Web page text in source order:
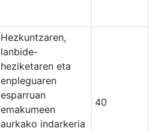
Hezkuntzaren,
lanbide-
heziketaren eta
enpleguaren
esparruan
emakumeen
aurkako indarkeria
40